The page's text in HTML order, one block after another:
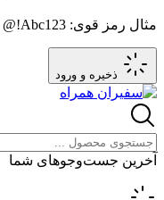
مثال رمز قوی: Abc123!@
ذخیره و ورود
آخرین جست‌وجوهای شما